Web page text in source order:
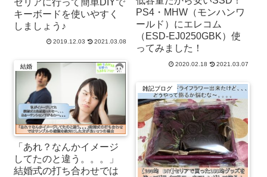
キーボードを使いやすく
しましょう♪
2019.12.03 2021.03.08
PS4・MHW（モンハンワ
ールド）にエレコム
（ESD-EJ0250GBK）使
ってみました！
2020.02.18 2021.03.07
結婚
「あれ？なんかイメージ
してたのと違う。。。」
結婚式の打ち合わせでは
雑記ブログ